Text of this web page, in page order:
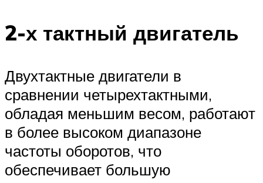
2-х тактный двигатель
Двухтактные двигатели в
сравнении четырехтактными,
обладая меньшим весом, работают
в более высоком диапазоне
частоты оборотов, что
обеспечивает большую